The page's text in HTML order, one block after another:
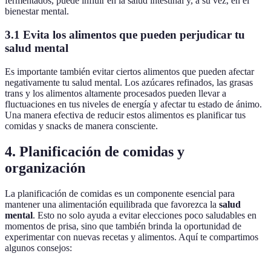
bienestar mental.
3.1 Evita los alimentos que pueden perjudicar tu
salud mental
Es importante también evitar ciertos alimentos que pueden afectar
negativamente tu salud mental. Los azúcares refinados, las grasas
trans y los alimentos altamente procesados pueden llevar a
fluctuaciones en tus niveles de energía y afectar tu estado de ánimo.
Una manera efectiva de reducir estos alimentos es planificar tus
comidas y snacks de manera consciente.
4. Planificación de comidas y
organización
La planificación de comidas es un componente esencial para
mantener una alimentación equilibrada que favorezca la salud
mental. Esto no solo ayuda a evitar elecciones poco saludables en
momentos de prisa, sino que también brinda la oportunidad de
experimentar con nuevas recetas y alimentos. Aquí te compartimos
algunos consejos: